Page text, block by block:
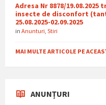
Adresa Nr 8878/
insecte de disconfort
25.08.2025-02.09.2025
in Anunturi Stiri
MAI MULTE ARTICOLE PE
ANUNȚURI